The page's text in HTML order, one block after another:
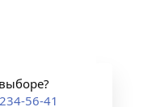
56-41